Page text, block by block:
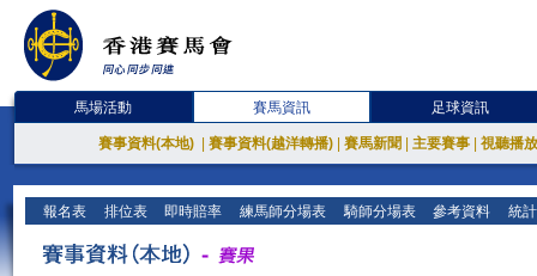
馬場活動 賽馬資訊 足球資訊
賽事資料(本地) 賽事資料(越洋轉播) 賽馬新聞 主要賽事 視聽播
報名表 排位表 即時賠率 練馬師分場表 騎師分場表 參考資料 統